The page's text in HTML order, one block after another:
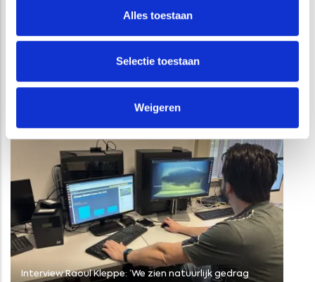
Alles toestaan
Selectie toestaan
Weigeren
werkvoorschriften. Ook kunnen we u advies bieden over de
meest geschikte bemonsteringmethode.
GERELATEERDE PROJECTEN
Interview Raoul Kleppe: ‘We zien natuurlijk gedrag